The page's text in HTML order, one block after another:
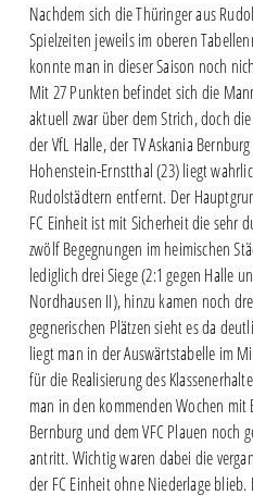
Nachdem sich die Thüringer aus
Spielzeiten jeweils im oberen
konnte man in dieser Saison noch
Mit 27 Punkten befindet sich die
aktuell zwar über dem Strich, doch
der VfL Halle, der TV Askania
Hohenstein-Ernstthal (23) liegt
Rudolstädtern entfernt. Der
FC Einheit ist mit Sicherheit die sehr
zwölf Begegnungen im heimischen
lediglich drei Siege (2:1 gegen Halle
Nordhausen II), hinzu kamen noch
gegnerischen Plätzen sieht es da
liegt man in der Auswärtstabelle im
für die Realisierung des
man in den kommenden Wochen mit
Bernburg und dem VFC Plauen
antritt. Wichtig waren dabei die
der FC Einheit ohne Niederlage